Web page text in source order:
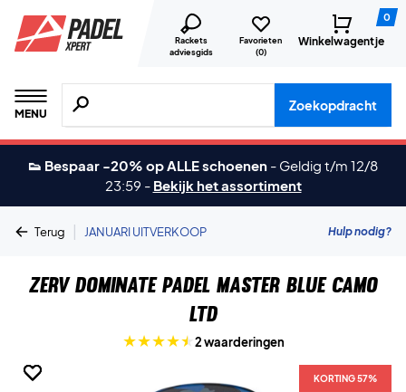
Rackets
adviesgids
Favorieten
(0)
0
Winkelwagentje
MENU
Zoeken naar producten, merken etc.
Zoekopdracht
👟 Bespaar -20% op ALLE schoenen - Geldig t/m 12/8
23:59 - Bekijk het assortiment
Terug | JANUARI UITVERKOOP Hulp nodig?
ZERV Dominate Padel Master Blue Camo
LTD
2 waarderingen
KORTING 57%
KORTING 57%
KORTING 57%
KORTING 57%